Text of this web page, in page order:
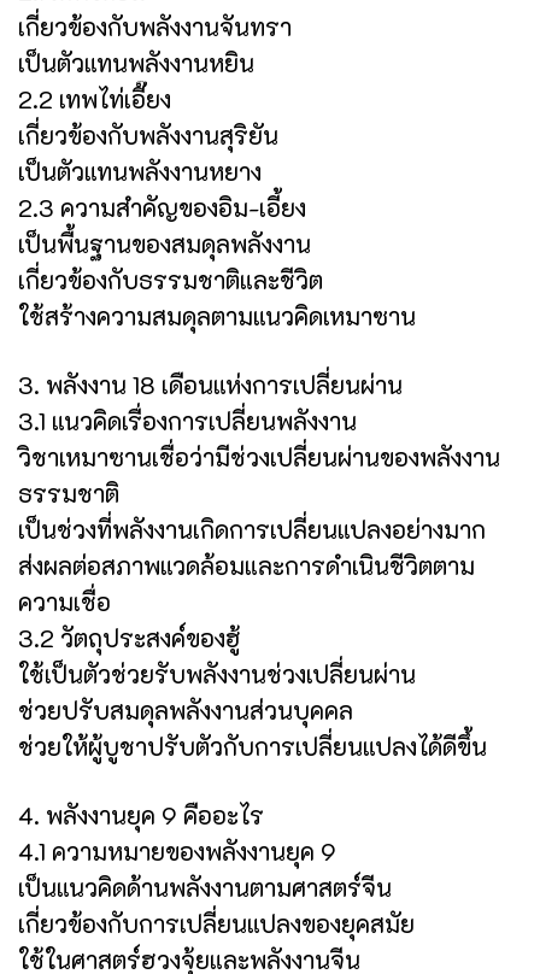
เกี่ยวข้องกับพลังงานจันทรา
เป็นตัวแทนพลังงานหยิน
2.2 เทพไท่เอี๊ยง
เกี่ยวข้องกับพลังงานสุริยัน
เป็นตัวแทนพลังงานหยาง
2.3 ความสำคัญของอิม-เอี้ยง
เป็นพื้นฐานของสมดุลพลังงาน
เกี่ยวข้องกับธรรมชาติและชีวิต
ใช้สร้างความสมดุลตามแนวคิดเหมาซาน
3. พลังงาน 18 เดือนแห่งการเปลี่ยนผ่าน
3.1 แนวคิดเรื่องการเปลี่ยนพลังงาน
วิชาเหมาซานเชื่อว่ามีช่วงเปลี่ยนผ่านของพลังงาน
ธรรมชาติ
เป็นช่วงที่พลังงานเกิดการเปลี่ยนแปลงอย่างมาก
ส่งผลต่อสภาพแวดล้อมและการดำเนินชีวิตตาม
ความเชื่อ
3.2 วัตถุประสงค์ของฮู้
ใช้เป็นตัวช่วยรับพลังงานช่วงเปลี่ยนผ่าน
ช่วยปรับสมดุลพลังงานส่วนบุคคล
ช่วยให้ผู้บูชาปรับตัวกับการเปลี่ยนแปลงได้ดีขึ้น
4. พลังงานยุค 9 คืออะไร
4.1 ความหมายของพลังงานยุค 9
เป็นแนวคิดด้านพลังงานตามศาสตร์จีน
เกี่ยวข้องกับการเปลี่ยนแปลงของยุคสมัย
ใช้ในศาสตร์ฮวงจุ้ยและพลังงานจีน